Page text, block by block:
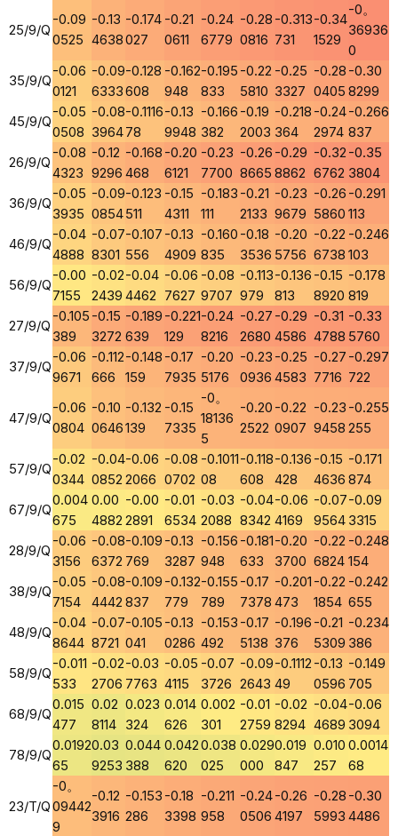
25/9/Q
-0.09
0525
-0.13
4638
-0.174
027
-0.21
0611
-0.24
6779
-0.28
0816
-0.313
731
-0.34
1529
-0。
36936
0
35/9/Q
-0.06
0121
-0.09
6333
-0.128
608
-0.162
948
-0.195
833
-0.22
5810
-0.25
3327
-0.28
0405
-0.30
8299
45/9/Q
-0.05
0508
-0.08
3964
-0.1116
78
-0.13
9948
-0.166
382
-0.19
2003
-0.218
364
-0.24
2974
-0.266
837
26/9/Q
-0.08
4323
-0.12
9296
-0.168
468
-0.20
6121
-0.23
7700
-0.26
8665
-0.29
8862
-0.32
6762
-0.35
3804
36/9/Q
-0.05
3935
-0.09
0854
-0.123
511
-0.15
4311
-0.183
111
-0.21
2133
-0.23
9679
-0.26
5860
-0.291
113
46/9/Q
-0.04
4888
-0.07
8301
-0.107
556
-0.13
4909
-0.160
835
-0.18
3536
-0.20
5756
-0.22
6738
-0.246
103
56/9/Q
-0.00
7155
-0.02
2439
-0.04
4462
-0.06
7627
-0.08
9707
-0.113
979
-0.136
813
-0.15
8920
-0.178
819
27/9/Q
-0.105
389
-0.15
3272
-0.189
639
-0.221
129
-0.24
8216
-0.27
2680
-0.29
4586
-0.31
4788
-0.33
5760
37/9/Q
-0.06
9671
-0.112
666
-0.148
159
-0.17
7935
-0.20
5176
-0.23
0936
-0.25
4583
-0.27
7716
-0.297
722
47/9/Q
-0.06
0804
-0.10
0646
-0.132
139
-0.15
7335
-0。
18136
5
-0.20
2522
-0.22
0907
-0.23
9458
-0.255
255
57/9/Q
-0.02
0344
-0.04
0852
-0.06
2066
-0.08
0702
-0.1011
08
-0.118
608
-0.136
428
-0.15
4636
-0.171
874
67/9/Q
0.004
675
0.00
4882
-0.00
2891
-0.01
6534
-0.03
2088
-0.04
8342
-0.06
4169
-0.07
9564
-0.09
3315
28/9/Q
-0.06
3156
-0.08
6372
-0.109
769
-0.13
3287
-0.156
948
-0.181
633
-0.20
3700
-0.22
6824
-0.248
154
38/9/Q
-0.05
7154
-0.08
4442
-0.109
837
-0.132
779
-0.155
789
-0.17
7378
-0.201
473
-0.22
1854
-0.242
655
48/9/Q
-0.04
8644
-0.07
8721
-0.105
041
-0.13
0286
-0.153
492
-0.17
5138
-0.196
376
-0.21
5309
-0.234
386
58/9/Q
-0.011
533
-0.02
2706
-0.03
7763
-0.05
4115
-0.07
3726
-0.09
2643
-0.1112
49
-0.13
0596
-0.149
705
68/9/Q
0.015
477
0.02
8114
0.023
324
0.014
626
0.002
301
-0.01
2759
-0.02
8294
-0.04
4689
-0.06
3094
78/9/Q
0.0192
65
0.03
9253
0.044
388
0.042
620
0.038
025
0.029
000
0.019
847
0.010
257
0.0014
68
23/T/Q
-0。
09442
9
-0.12
3916
-0.153
286
-0.18
3398
-0.211
958
-0.24
0506
-0.26
4197
-0.28
5993
-0.30
4486